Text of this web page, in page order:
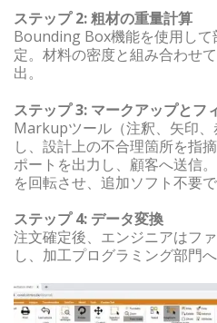
ステップ 2: 粗材の重量計算
Bounding Box機能を使用し
定。材料の密度と組み合わせ
出。
ステップ 3: マークアップとフ
Markupツール（注釈、矢印
し、設計上の不合理箇所を指
ポートを出力し、顧客へ送信
を回転させ、追加ソフト不要で
ステップ 4: データ変換
注文確定後、エンジニアはフ
し、加工プログラミング部門へ